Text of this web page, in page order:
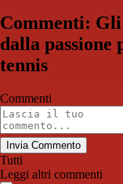
Commenti:
dalla passione
tennis
Commenti
Invia Commento
Tutti
Leggi altri commenti